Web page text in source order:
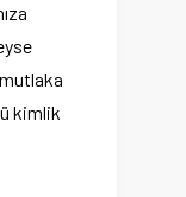
kimlik